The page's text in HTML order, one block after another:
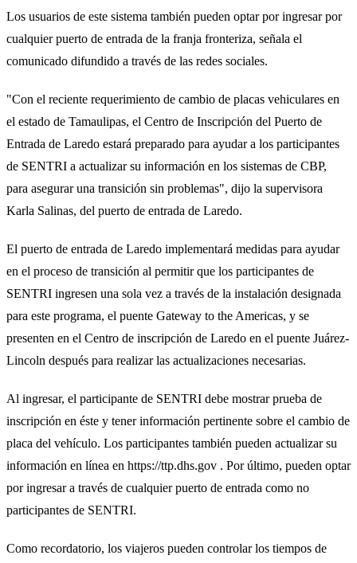
Los usuarios de este sistema también pueden optar por ingresar por
cualquier puerto de entrada de la franja fronteriza, señala el
comunicado difundido a través de las redes sociales.
"Con el reciente requerimiento de cambio de placas vehiculares en
el estado de Tamaulipas, el Centro de Inscripción del Puerto de
Entrada de Laredo estará preparado para ayudar a los participantes
de SENTRI a actualizar su información en los sistemas de CBP,
para asegurar una transición sin problemas", dijo la supervisora
Karla Salinas, del puerto de entrada de Laredo.
El puerto de entrada de Laredo implementará medidas para ayudar
en el proceso de transición al permitir que los participantes de
SENTRI ingresen una sola vez a través de la instalación designada
para este programa, el puente Gateway to the Americas, y se
presenten en el Centro de inscripción de Laredo en el puente Juárez-
Lincoln después para realizar las actualizaciones necesarias.
Al ingresar, el participante de SENTRI debe mostrar prueba de
inscripción en éste y tener información pertinente sobre el cambio de
placa del vehículo. Los participantes también pueden actualizar su
información en línea en https://ttp.dhs.gov . Por último, pueden optar
por ingresar a través de cualquier puerto de entrada como no
participantes de SENTRI.
Como recordatorio, los viajeros pueden controlar los tiempos de